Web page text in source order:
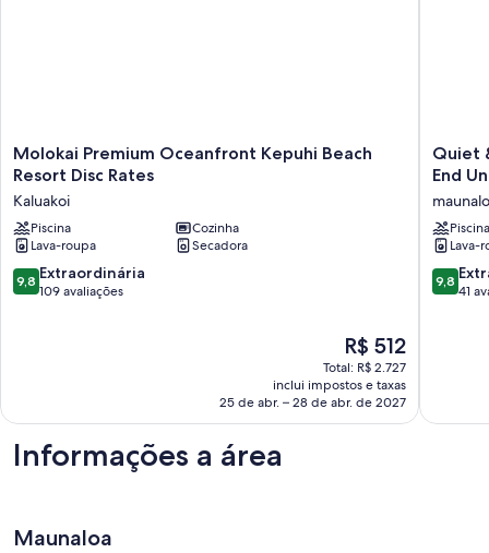
Molokai
Premium
Kepuhi
Beach
Resort
Disc
Rates
Molokai Premium Oceanfront Kepuhi Beach
Resort Disc Rates
Kaluakoi
Piscina
Cozinha
Lava-roupa
Secadora
9.8
de
9,8 Extraordinária
109 avaliações
O
preço
é
de
R$ 512
R$ 512
Total: R$ 2.727
inclui impostos e taxas
25 de abr. – 28 de abr. de 2027
Quiet
&
Molokai
Condo,
2nd
Floor
End
Quiet &
End
Piscina
Lava-
9.8
de
9,8
41
Informações a área
Maunaloa